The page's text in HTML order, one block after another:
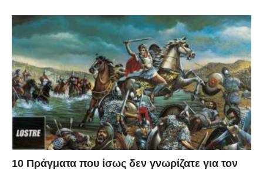
10 Πράγματα που ίσως δεν γνωρίζατε για τον